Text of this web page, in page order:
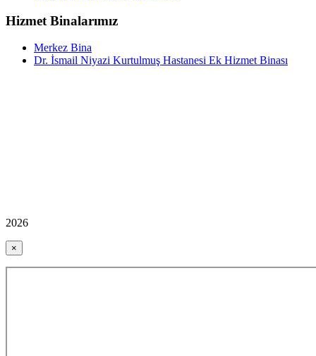
Hizmet Binalarımız
Merkez Bina
Dr. İsmail Niyazi Kurtulmuş Hastanesi Ek Hizmet Binası
2026
×